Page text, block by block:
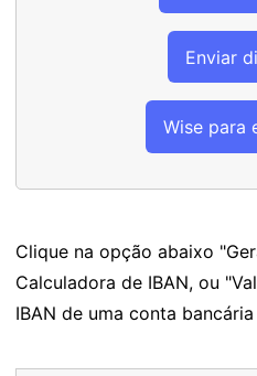
Enviar
Wise para
Clique na opção abaixo
Calculadora de IBAN, ou
IBAN de uma conta